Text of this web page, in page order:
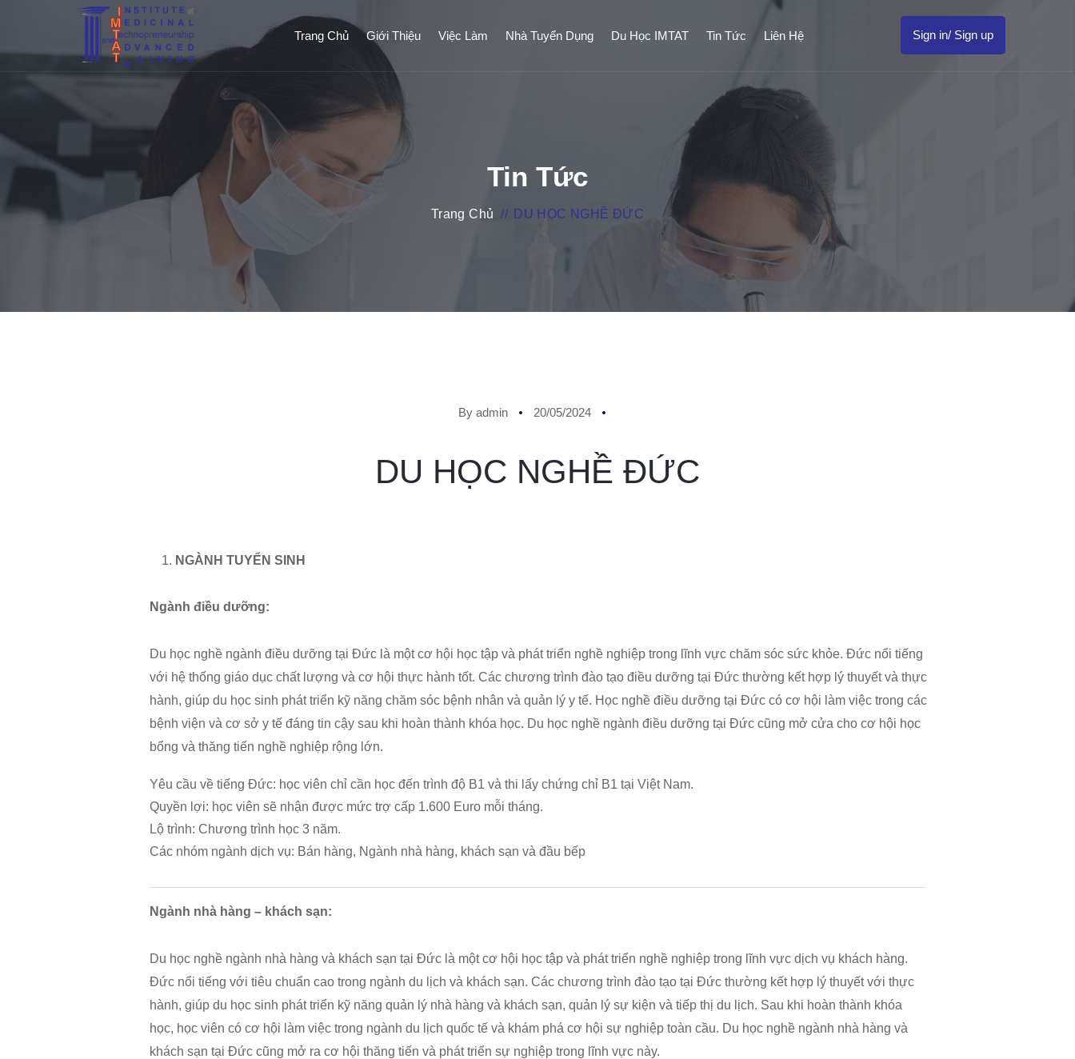
Trang Chủ Giới Thiệu Việc Làm Nhà Tuyển Dụng Du Học IMTAT Tin Tức Liên Hệ Sign in/ Sign up
Tin Tức
Trang Chủ // DU HỌC NGHỀ ĐỨC
By admin 20/05/2024
DU HỌC NGHỀ ĐỨC
NGÀNH TUYỂN SINH
Ngành điều dưỡng:
Du học nghề ngành điều dưỡng tại Đức là một cơ hội học tập và phát triển nghề nghiệp trong lĩnh vực chăm sóc sức khỏe. Đức nổi tiếng
với hệ thống giáo dục chất lượng và cơ hội thực hành tốt. Các chương trình đào tạo điều dưỡng tại Đức thường kết hợp lý thuyết và thực
hành, giúp du học sinh phát triển kỹ năng chăm sóc bệnh nhân và quản lý y tế. Học nghề điều dưỡng tại Đức có cơ hội làm việc trong các
bệnh viện và cơ sở y tế đáng tin cậy sau khi hoàn thành khóa học. Du học nghề ngành điều dưỡng tại Đức cũng mở cửa cho cơ hội học
bổng và thăng tiến nghề nghiệp rộng lớn.
Yêu cầu về tiếng Đức: học viên chỉ cần học đến trình độ B1 và thi lấy chứng chỉ B1 tại Việt Nam.
Quyền lợi: học viên sẽ nhận được mức trợ cấp 1.600 Euro mỗi tháng.
Lộ trình: Chương trình học 3 năm.
Các nhóm ngành dịch vụ: Bán hàng, Ngành nhà hàng, khách sạn và đầu bếp
Ngành nhà hàng – khách sạn:
Du học nghề ngành nhà hàng và khách sạn tại Đức là một cơ hội học tập và phát triển nghề nghiệp trong lĩnh vực dịch vụ khách hàng.
Đức nổi tiếng với tiêu chuẩn cao trong ngành du lịch và khách sạn. Các chương trình đào tạo tại Đức thường kết hợp lý thuyết với thực
hành, giúp du học sinh phát triển kỹ năng quản lý nhà hàng và khách sạn, quản lý sự kiện và tiếp thị du lịch. Sau khi hoàn thành khóa
học, học viên có cơ hội làm việc trong ngành du lịch quốc tế và khám phá cơ hội sự nghiệp toàn cầu. Du học nghề ngành nhà hàng và
khách sạn tại Đức cũng mở ra cơ hội thăng tiến và phát triển sự nghiệp trong lĩnh vực này.